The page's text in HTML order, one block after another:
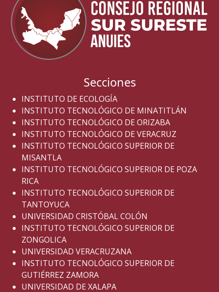
Secciones
INSTITUTO DE ECOLOGÍA
INSTITUTO TECNOLÓGICO DE MINATITLÁN
INSTITUTO TECNOLÓGICO DE ORIZABA
INSTITUTO TECNOLÓGICO DE VERACRUZ
INSTITUTO TECNOLÓGICO SUPERIOR DE
MISANTLA
INSTITUTO TECNOLÓGICO SUPERIOR DE POZA
RICA
INSTITUTO TECNOLÓGICO SUPERIOR DE
TANTOYUCA
UNIVERSIDAD CRISTÓBAL COLÓN
INSTITUTO TECNOLÓGICO SUPERIOR DE
ZONGOLICA
UNIVERSIDAD VERACRUZANA
INSTITUTO TECNOLÓGICO SUPERIOR DE
GUTIÉRREZ ZAMORA
UNIVERSIDAD DE XALAPA